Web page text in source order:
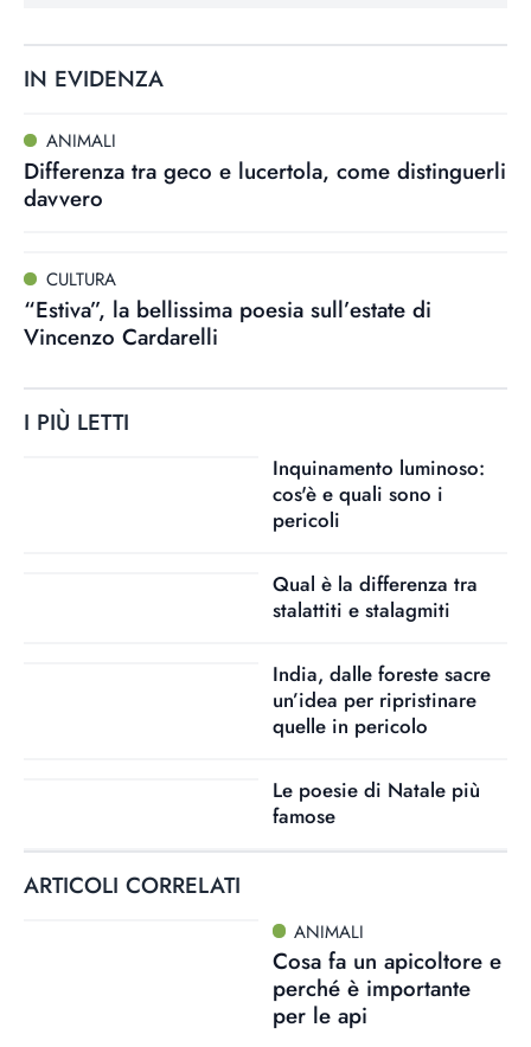
IN EVIDENZA
ANIMALI
Differenza tra geco e lucertola, come distinguerli
davvero
CULTURA
“Estiva”, la bellissima poesia sull’estate di
Vincenzo Cardarelli
I PIÙ LETTI
Inquinamento luminoso:
cos'è e quali sono i
pericoli
Qual è la differenza tra
stalattiti e stalagmiti
India, dalle foreste sacre
un’idea per ripristinare
quelle in pericolo
Le poesie di Natale più
famose
ARTICOLI CORRELATI
ANIMALI
Cosa fa un apicoltore e
perché è importante
per le api